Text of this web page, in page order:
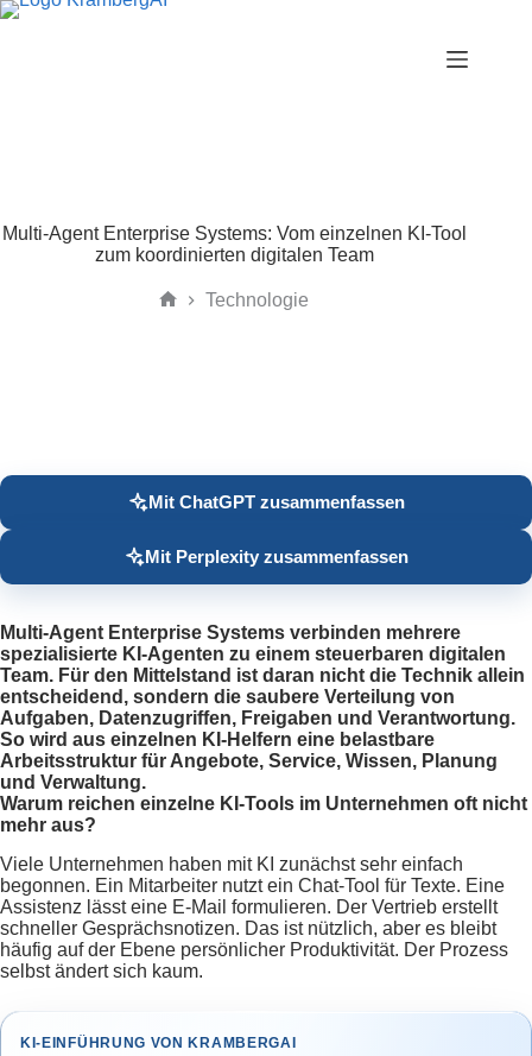
Zum
Multi-Agent Enterprise Systems: Vom einzelnen KI-Tool
zum koordinierten digitalen Team
Technologie
Mit ChatGPT zusammenfassen
Mit Perplexity zusammenfassen
Multi-Agent Enterprise Systems verbinden mehrere
spezialisierte KI-Agenten zu einem steuerbaren digitalen
Team. Für den Mittelstand ist daran nicht die Technik allein
entscheidend, sondern die saubere Verteilung von
Aufgaben, Datenzugriffen, Freigaben und Verantwortung.
So wird aus einzelnen KI-Helfern eine belastbare
Arbeitsstruktur für Angebote, Service, Wissen, Planung
und Verwaltung.
Warum reichen einzelne KI-Tools im Unternehmen oft nicht
mehr aus?
Viele Unternehmen haben mit KI zunächst sehr einfach
begonnen. Ein Mitarbeiter nutzt ein Chat-Tool für Texte. Eine
Assistenz lässt eine E-Mail formulieren. Der Vertrieb erstellt
schneller Gesprächsnotizen. Das ist nützlich, aber es bleibt
häufig auf der Ebene persönlicher Produktivität. Der Prozess
selbst ändert sich kaum.
KI-EINFÜHRUNG VON KRAMBERGAI